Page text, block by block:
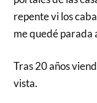
repente vi los
me quedé parada
Tras 20 años
vista.